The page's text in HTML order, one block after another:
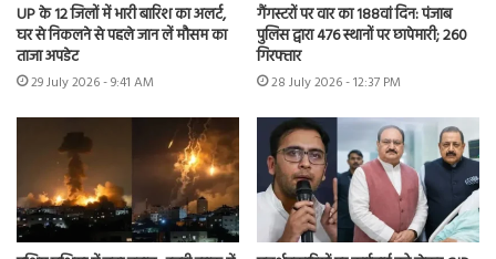
UP के 12 जिलों में भारी बारिश का अलर्ट,
घर से निकलने से पहले जान लें मौसम का
ताजा अपडेट
29 July 2026 - 9:41 AM
गैंगस्टरों पर वार का 188वां दिन: पंजाब
पुलिस द्वारा 476 स्थानों पर छापेमारी; 260
गिरफ्तार
28 July 2026 - 12:37 PM